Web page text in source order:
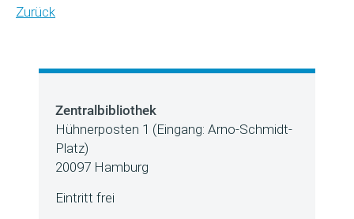
Zurück
Zentralbibliothek
Hühnerposten 1 (Eingang: Arno-Schmidt-
Platz)
20097 Hamburg
Eintritt frei